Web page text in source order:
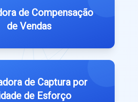
de Compensação
de Vendas
de Captura por
de Esforço